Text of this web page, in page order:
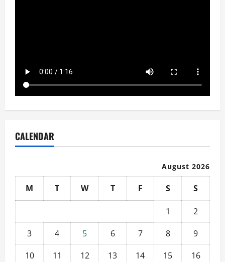
CALENDAR
August 2026
M T W T F S S
1
2
3
4 5 6 7 8
9
10
11 12 13 14 15
16